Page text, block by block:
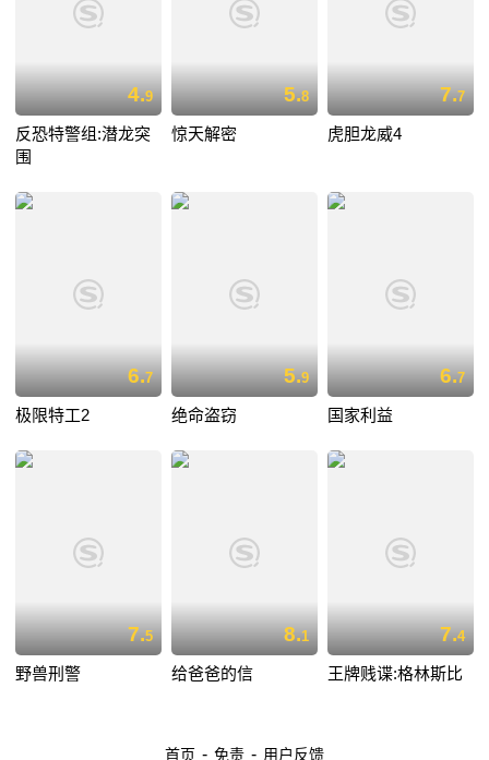
4.9
反恐特警组:潜龙突
围
5.8
惊天解密
7.7
虎胆龙威4
6.7
极限特工2
5.9
绝命盗窃
6.7
国家利益
7.5
野兽刑警
8.1
给爸爸的信
7.4
王牌贱谍:格林斯比
首页 - 免责 - 用户反馈